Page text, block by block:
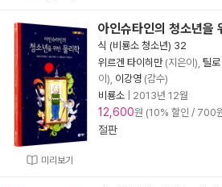
미리보기
아인슈타인의 청소년을
식 (비룡소 청소년) 32
위르겐 타이히만(지은이), 틸
이), 이강영 (감수)
비룡소
2013년 12월
12,600원 (10% 할인 / 700
절판